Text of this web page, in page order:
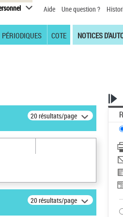
Aide Une question ?
PÉRIODIQUES COTE NOTICES
20 résultats/page
20 résultats/page